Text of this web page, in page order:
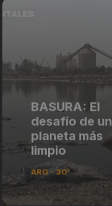
BASURA: El
desafío de un
planeta más
limpio
ARG - 30'